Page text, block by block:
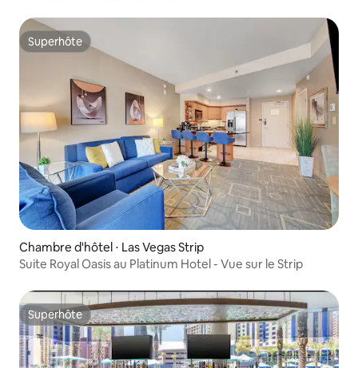
Superhôte
Superhôte
Chambre d'hôtel ⋅ Las Vegas Strip
Suite Royal Oasis au Platinum Hotel - Vue sur le Strip
Superhôte
Superhôte